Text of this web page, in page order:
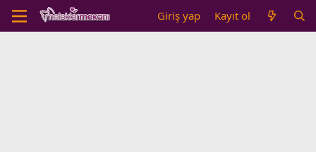
Giriş yap Kayıt ol